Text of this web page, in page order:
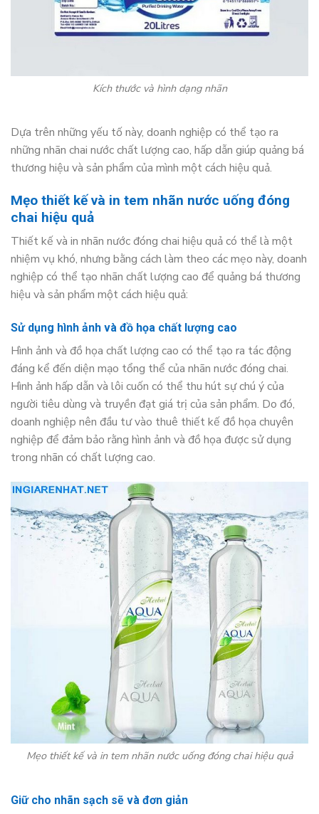
Kích thước và hình dạng nhãn
Dựa trên những yếu tố này, doanh nghiệp có thể tạo ra
những nhãn chai nước chất lượng cao, hấp dẫn giúp quảng bá
thương hiệu và sản phẩm của mình một cách hiệu quả.
Mẹo thiết kế và in tem nhãn nước uống đóng
chai hiệu quả
Thiết kế và in nhãn nước đóng chai hiệu quả có thể là một
nhiệm vụ khó, nhưng bằng cách làm theo các mẹo này, doanh
nghiệp có thể tạo nhãn chất lượng cao để quảng bá thương
hiệu và sản phẩm một cách hiệu quả:
Sử dụng hình ảnh và đồ họa chất lượng cao
Hình ảnh và đồ họa chất lượng cao có thể tạo ra tác động
đáng kể đến diện mạo tổng thể của nhãn nước đóng chai.
Hình ảnh hấp dẫn và lôi cuốn có thể thu hút sự chú ý của
người tiêu dùng và truyền đạt giá trị của sản phẩm. Do đó,
doanh nghiệp nên đầu tư vào thuê thiết kế đồ họa chuyên
nghiệp để đảm bảo rằng hình ảnh và đồ họa được sử dụng
trong nhãn có chất lượng cao.
Mẹo thiết kế và in tem nhãn nước uống đóng chai hiệu quả
Giữ cho nhãn sạch sẽ và đơn giản